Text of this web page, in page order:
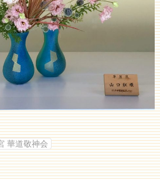
華道敬神会